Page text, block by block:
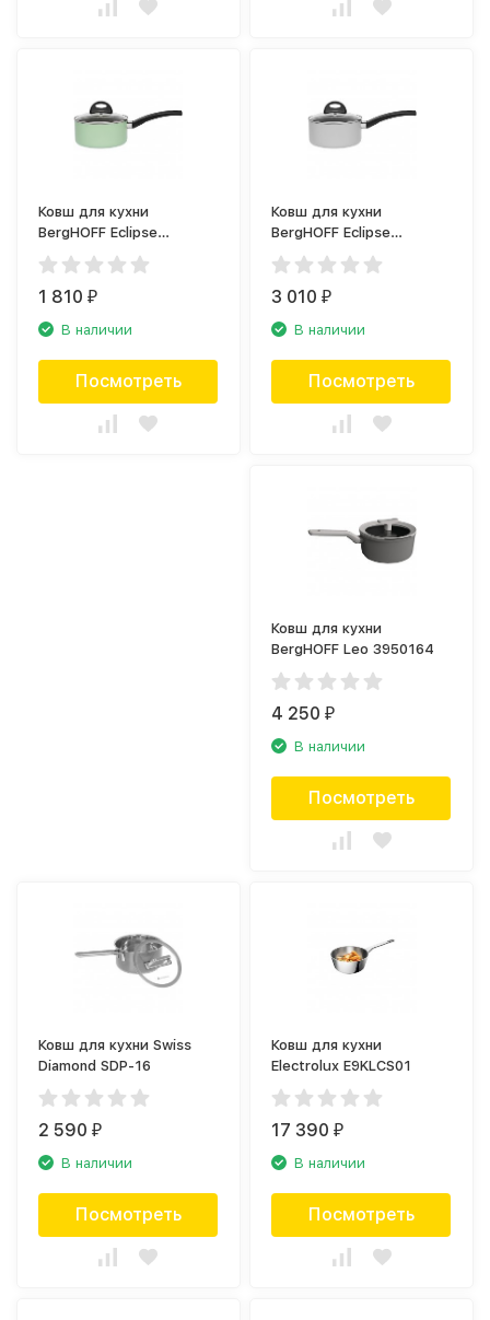
Ковш для кухни
BergHOFF Eclipse
3700099
1 810₽
В наличии
Посмотреть
Ковш для кухни
BergHOFF Eclipse
3700169
3 010₽
В наличии
Посмотреть
Ковш для кухни
BergHOFF Leo 3950164
4 250₽
В наличии
Посмотреть
Ковш для кухни Swiss
Diamond SDP-16
2 590₽
В наличии
Посмотреть
Ковш для кухни
Electrolux E9KLCS01
17 390₽
В наличии
Посмотреть